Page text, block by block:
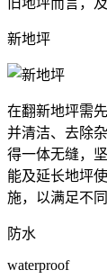
新地坪
在翻新地坪需
并清洁、去除
得一体无缝，
能及延长地坪
施，以满足不
防水
waterproof